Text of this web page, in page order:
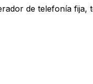
de telefonía